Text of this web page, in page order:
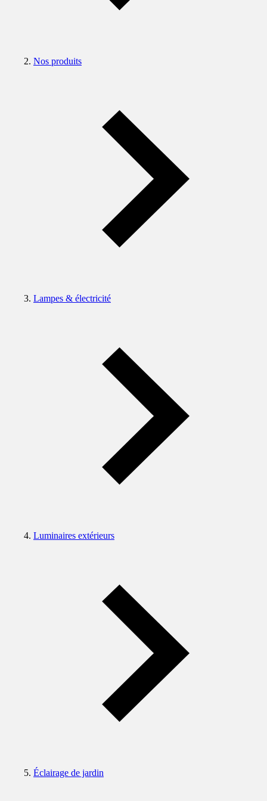
Nos produits
Lampes & électricité
Luminaires extérieurs
Éclairage de jardin